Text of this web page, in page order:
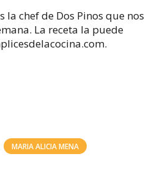
la chef de Dos Pinos que nos
La receta la puede
MARIA ALICIA MENA